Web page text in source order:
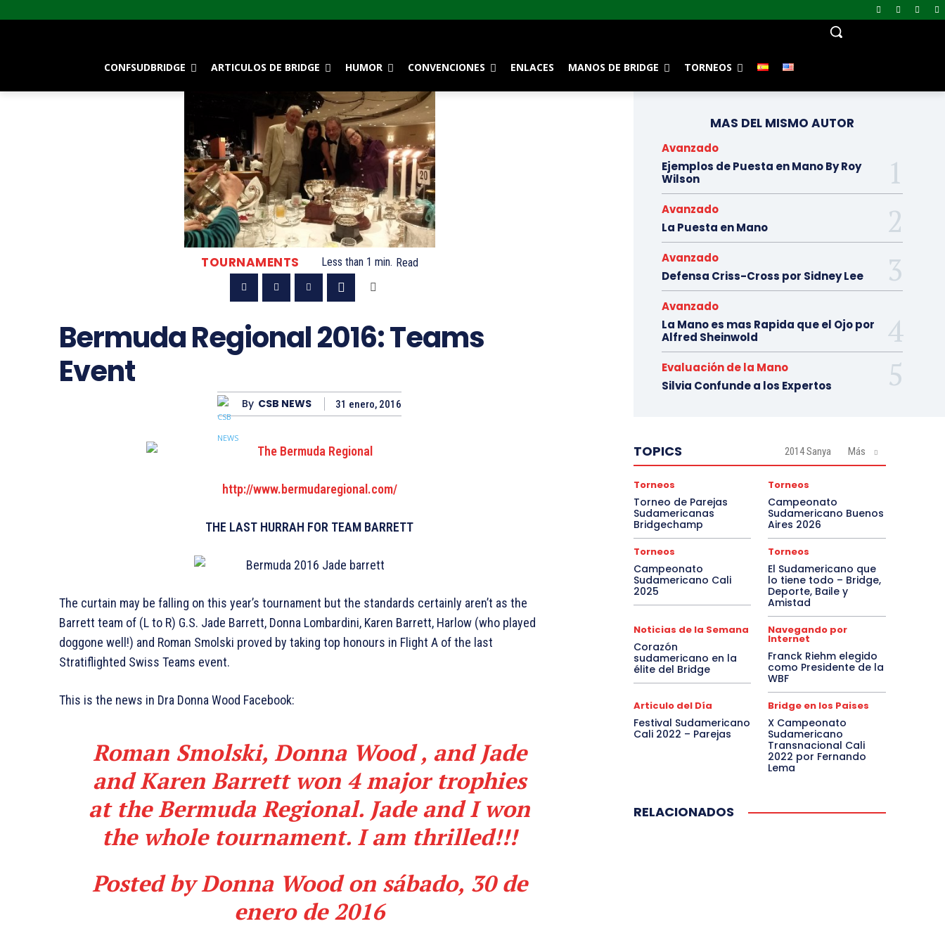
CONFSUDBRIDGE ARTICULOS DE BRIDGE HUMOR CONVENCIONES ENLACES MANOS DE BRIDGE TORNEOS
TOURNAMENTS Less than 1 min. Read
Bermuda Regional 2016: Teams
Event
By CSB NEWS 31 enero, 2016
http://www.bermudaregional.com/
THE LAST HURRAH FOR TEAM BARRETT
The curtain may be falling on this year’s tournament but the standards certainly aren’t as the
Barrett team of (L to R) G.S. Jade Barrett, Donna Lombardini, Karen Barrett, Harlow (who played
doggone well!) and Roman Smolski proved by taking top honours in Flight A of the last
Stratiflighted Swiss Teams event.
This is the news in Dra Donna Wood Facebook:
Roman Smolski, Donna Wood, and Jade
and Karen Barrett won 4 major trophies
at the Bermuda Regional. Jade and I won
the whole tournament. I am thrilled!!!
Posted byDonna Woodon sábado, 30 de
enero de 2016
MAS DEL MISMO AUTOR
Avanzado
Ejemplos de Puesta en Mano By Roy
Wilson
Avanzado
La Puesta en Mano
Avanzado
Defensa Criss-Cross por Sidney Lee
Avanzado
La Mano es mas Rapida que el Ojo por
Alfred Sheinwold
Evaluación de la Mano
Silvia Confunde a los Expertos
TOPICS 2014 Sanya Más
Torneos
Torneo de Parejas
Sudamericanas
Bridgechamp
Torneos
Campeonato
Sudamericano Buenos
Aires 2026
Torneos
Campeonato
Sudamericano Cali
2025
Torneos
El Sudamericano que
lo tiene todo – Bridge,
Deporte, Baile y
Amistad
Noticias de la Semana
Corazón
sudamericano en la
élite del Bridge
Navegando por
Internet
Franck Riehm elegido
como Presidente de la
WBF
Articulo del Día
Festival Sudamericano
Cali 2022 – Parejas
Bridge en los Paises
X Campeonato
Sudamericano
Transnacional Cali
2022 por Fernando
Lema
RELACIONADOS